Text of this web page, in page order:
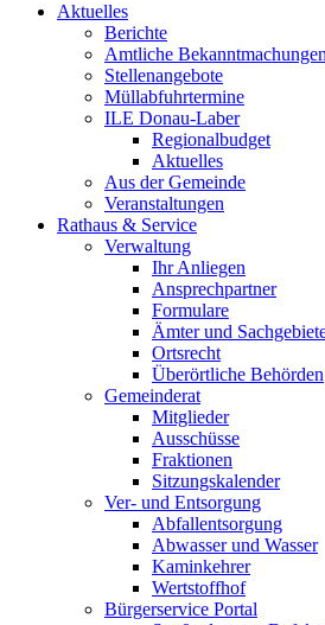
Aktuelles
Berichte
Amtliche Bekanntmachungen
Stellenangebote
Müllabfuhrtermine
ILE Donau-Laber
Regionalbudget
Aktuelles
Aus der Gemeinde
Veranstaltungen
Rathaus & Service
Verwaltung
Ihr Anliegen
Ansprechpartner
Formulare
Ämter und
Ortsrecht
Überörtliche Behörden
Gemeinderat
Mitglieder
Ausschüsse
Fraktionen
Sitzungskalender
Ver- und Entsorgung
Abfallentsorgung
Abwasser und Wasser
Kaminkehrer
Wertstoffhof
Bürgerservice Portal